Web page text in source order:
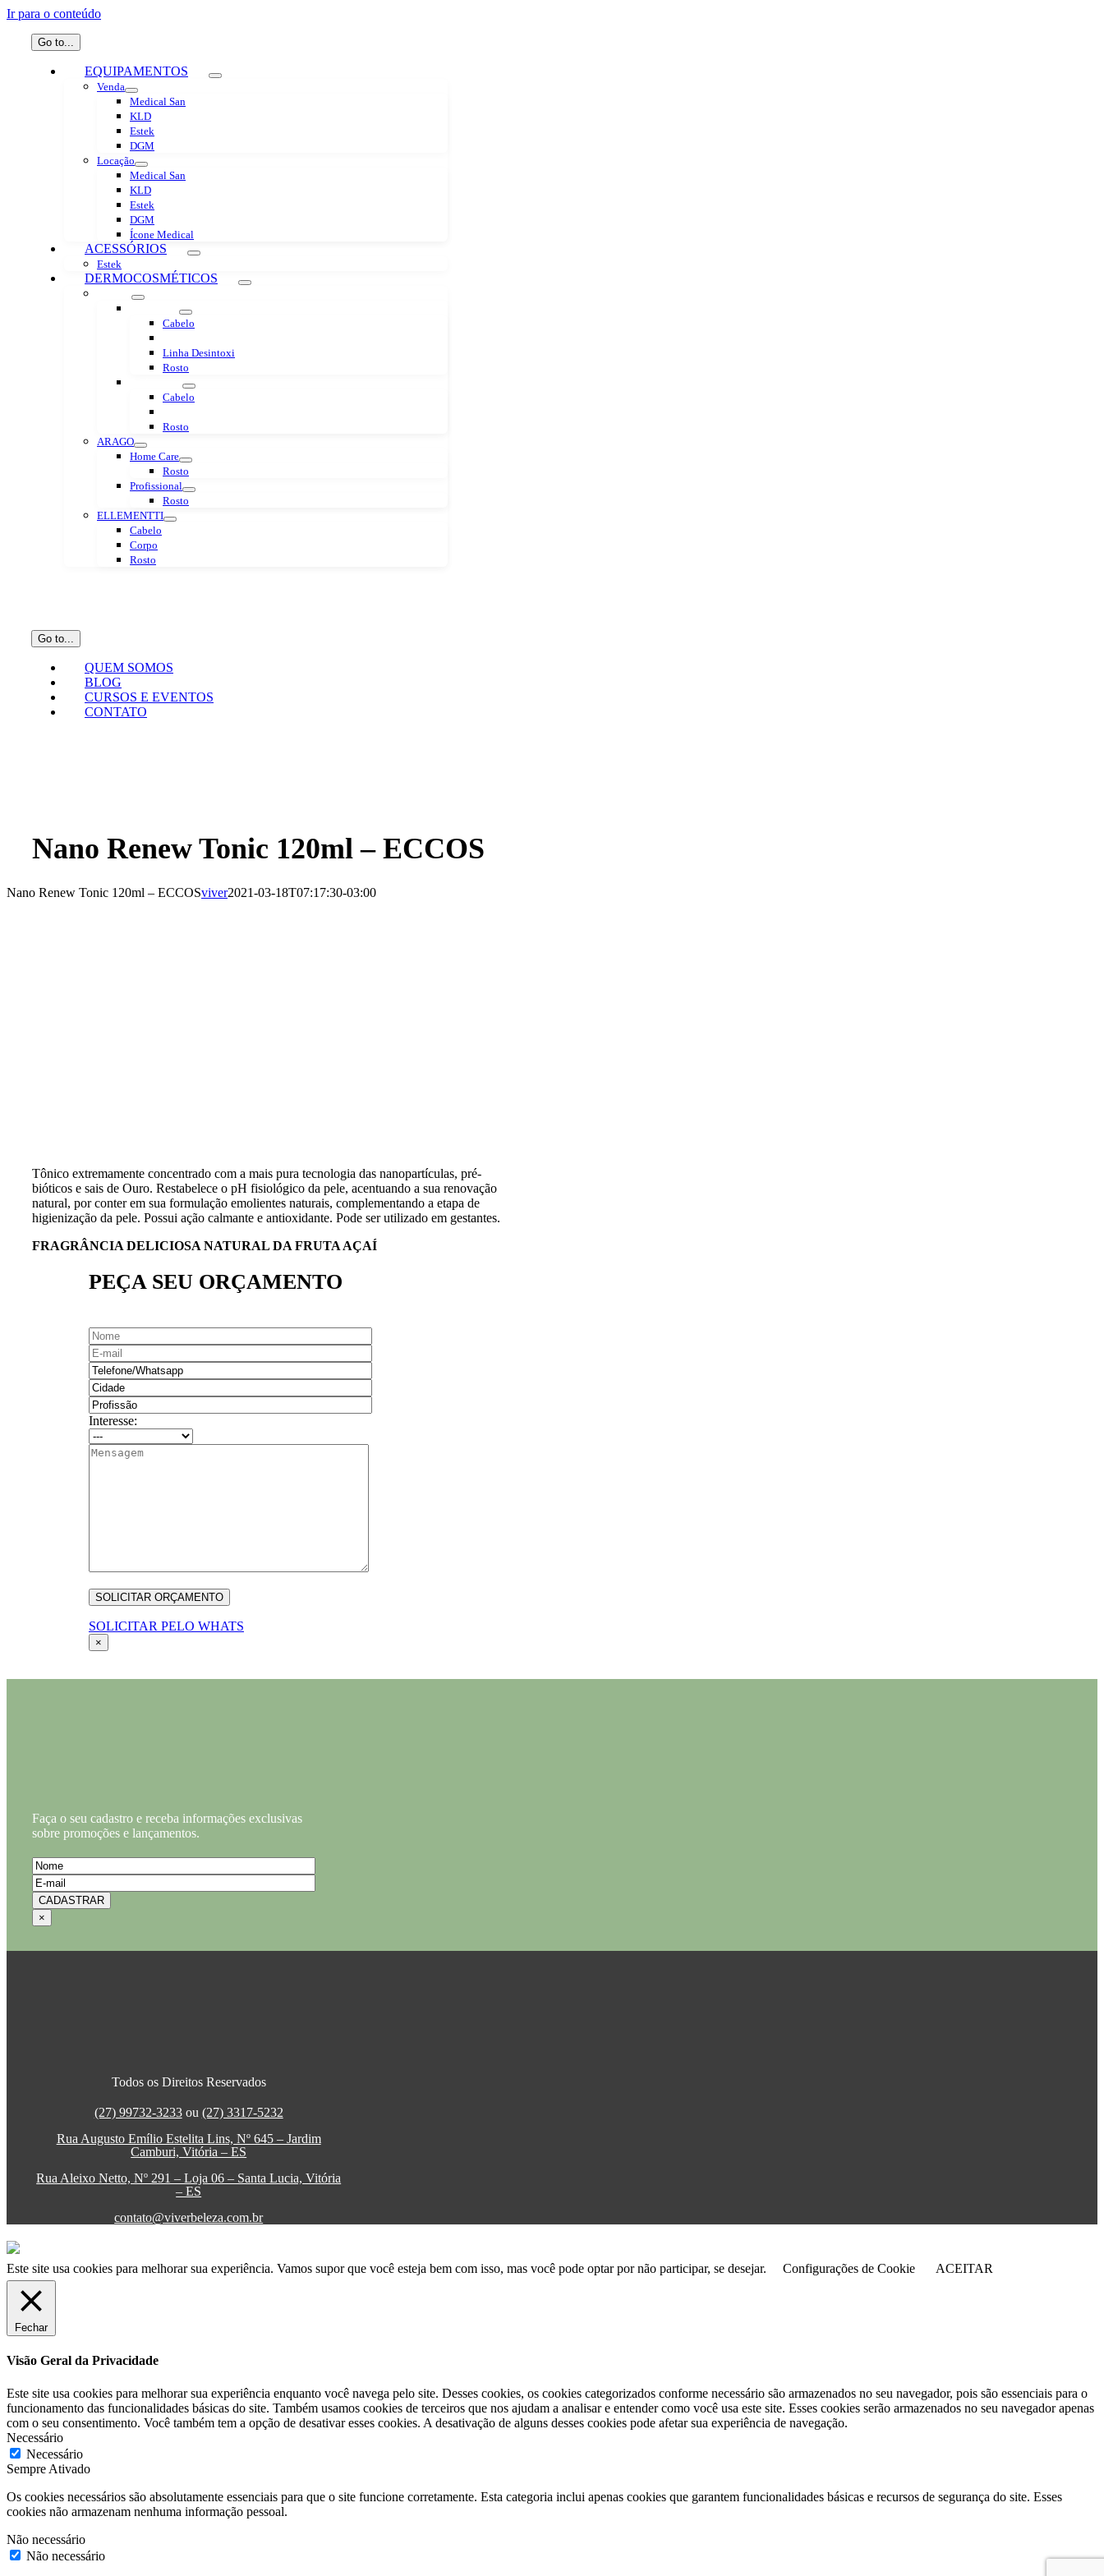
Ir para o conteúdo
Go to...
EQUIPAMENTOS
Venda
Medical San
KLD
Estek
DGM
Locação
Medical San
KLD
Estek
DGM
Ícone Medical
ACESSÓRIOS
Estek
DERMOCOSMÉTICOS
Cabelo
Linha Desintoxi
Rosto
Cabelo
Rosto
ARAGO
Home Care
Rosto
Profissional
Rosto
ELLEMENTTI
Cabelo
Corpo
Rosto
Go to...
QUEM SOMOS
BLOG
CURSOS E EVENTOS
CONTATO
Nano Renew Tonic 120ml – ECCOS
Nano Renew Tonic 120ml – ECCOSviver2021-03-18T07:17:30-03:00
Tônico extremamente concentrado com a mais pura tecnologia das nanopartículas, pré-
bióticos e sais de Ouro. Restabelece o pH fisiológico da pele, acentuando a sua renovação
natural, por conter em sua formulação emolientes naturais, complementando a etapa de
higienização da pele. Possui ação calmante e antioxidante. Pode ser utilizado em gestantes.
FRAGRÂNCIA DELICIOSA NATURAL DA FRUTA AÇAÍ
PEÇA SEU ORÇAMENTO
Interesse:
SOLICITAR PELO WHATS
×
Faça o seu cadastro e receba informações exclusivas
sobre promoções e lançamentos.
×
Todos os Direitos Reservados
(27) 99732-3233ou (27) 3317-5232
Rua Augusto Emílio Estelita Lins, Nº 645 – Jardim
Camburi, Vitória – ES
Rua Aleixo Netto, Nº 291 – Loja 06 – Santa Lucia, Vitória
– ES
contato@viverbeleza.com.br
Este site usa cookies para melhorar sua experiência. Vamos supor que você esteja bem com isso, mas você pode optar por não participar, se desejar. Configurações de Cookie ACEITAR
Fechar
Visão Geral da Privacidade
Este site usa cookies para melhorar sua experiência enquanto você navega pelo site. Desses cookies, os cookies categorizados conforme necessário são armazenados no seu navegador, pois são essenciais para o
funcionamento das funcionalidades básicas do site. Também usamos cookies de terceiros que nos ajudam a analisar e entender como você usa este site. Esses cookies serão armazenados no seu navegador apenas
com o seu consentimento. Você também tem a opção de desativar esses cookies. A desativação de alguns desses cookies pode afetar sua experiência de navegação.
Necessário
Necessário
Sempre Ativado
Os cookies necessários são absolutamente essenciais para que o site funcione corretamente. Esta categoria inclui apenas cookies que garantem funcionalidades básicas e recursos de segurança do site. Esses
cookies não armazenam nenhuma informação pessoal.
Não necessário
Não necessário